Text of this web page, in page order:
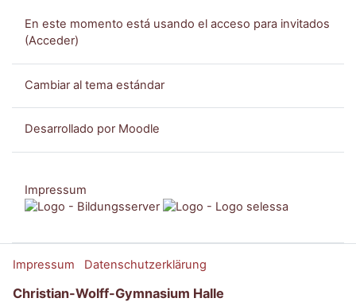
En este momento está usando el acceso para invitados
(Acceder)
Cambiar al tema estándar
Desarrollado por Moodle
Impressum
Impressum Datenschutzerklärung
Christian-Wolff-Gymnasium Halle